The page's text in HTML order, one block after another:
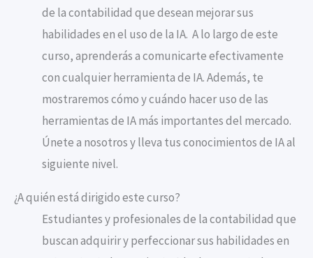
de la contabilidad que desean mejorar sus
habilidades en el uso de la IA. A lo largo de este
curso, aprenderás a comunicarte efectivamente
con cualquier herramienta de IA. Además, te
mostraremos cómo y cuándo hacer uso de las
herramientas de IA más importantes del mercado.
Únete a nosotros y lleva tus conocimientos de IA al
siguiente nivel.
¿A quién está dirigido este curso?
Estudiantes y profesionales de la contabilidad que
buscan adquirir y perfeccionar sus habilidades en